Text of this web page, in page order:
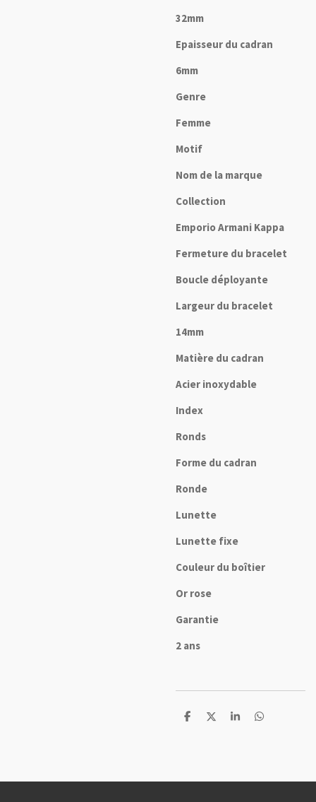
32mm
Epaisseur du cadran
6mm
Genre
Femme
Motif
Nom de la marque
Collection
Emporio Armani Kappa
Fermeture du bracelet
Boucle déployante
Largeur du bracelet
14mm
Matière du cadran
Acier inoxydable
Index
Ronds
Forme du cadran
Ronde
Lunette
Lunette fixe
Couleur du boîtier
Or rose
Garantie
2 ans
P
e
P
e
P
e
P
e